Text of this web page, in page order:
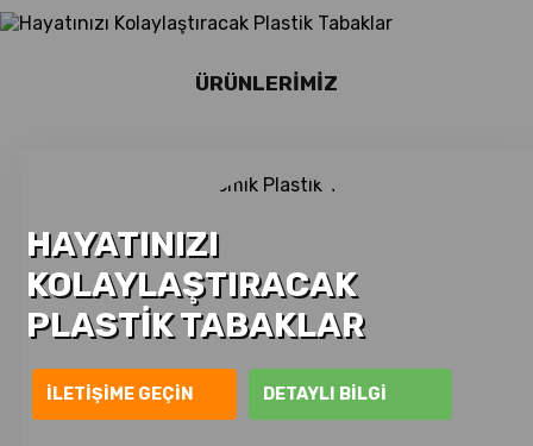
HAYATINIZI
KOLAYLAŞTIRACAK
PLASTIK TABAKLAR
İLETIŞIME GEÇIN DETAYLI BILGI
ÜRÜNLERIMIZ